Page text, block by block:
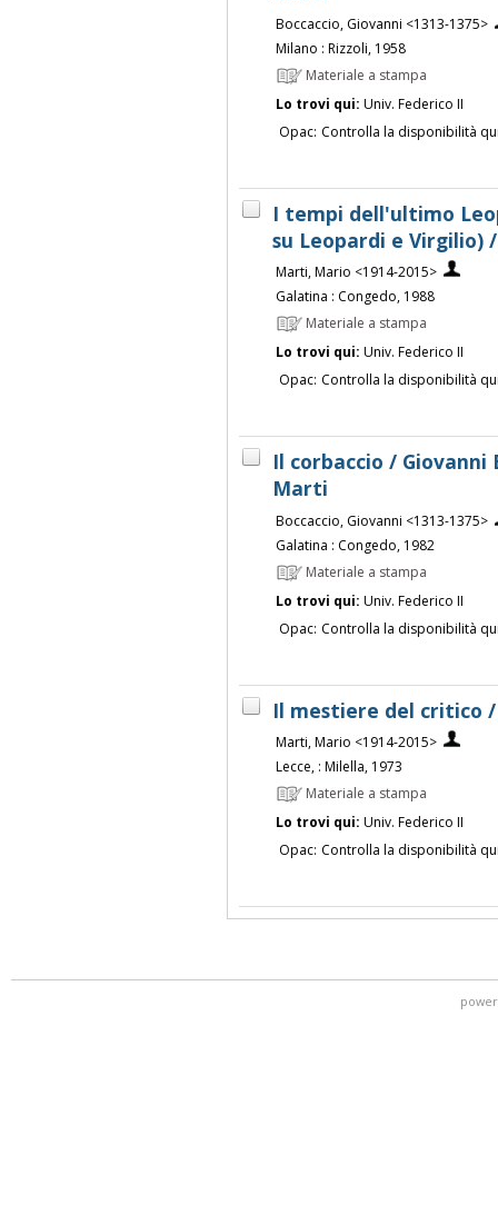
Boccaccio, Giovanni <1313-1375>
Milano : Rizzoli, 1958
Materiale a stampa
Lo trovi qui: Univ. Federico II
Opac: Controlla la disponibilità
I tempi dell'ultimo
su Leopardi e Virgilio)
Marti, Mario <1914-2015>
Galatina : Congedo, 1988
Materiale a stampa
Lo trovi qui: Univ. Federico II
Opac: Controlla la disponibilità
Il corbaccio / Giovanni
Marti
Boccaccio, Giovanni <1313-1375>
Galatina : Congedo, 1982
Materiale a stampa
Lo trovi qui: Univ. Federico II
Opac: Controlla la disponibilità
Il mestiere del critico
Marti, Mario <1914-2015>
Lecce, : Milella, 1973
Materiale a stampa
Lo trovi qui: Univ. Federico II
Opac: Controlla la disponibilità